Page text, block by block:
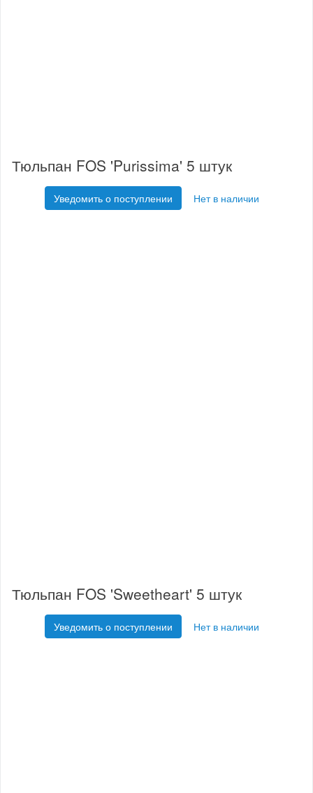
Тюльпан FOS 'Purissima' 5 штук
Уведомить о поступлении Нет в наличии
Тюльпан FOS 'Sweetheart' 5 штук
Уведомить о поступлении Нет в наличии